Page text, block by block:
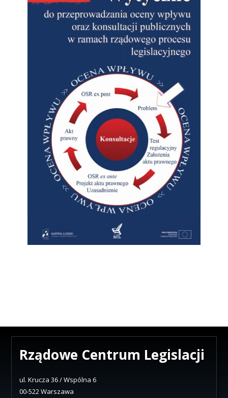
Rządowe Centrum Legislacji
ul. Krucza 36 / Wspólna 6
00-522 Warszawa